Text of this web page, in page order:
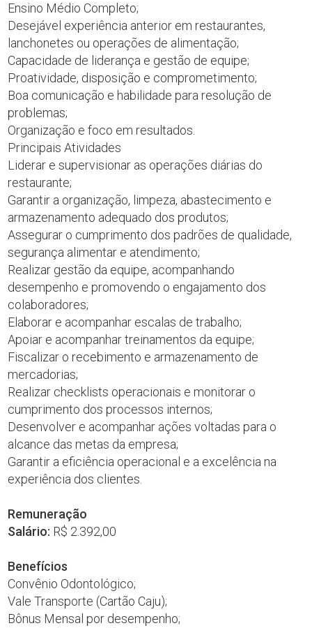
Ensino Médio Completo;
Desejável experiência anterior em restaurantes,
lanchonetes ou operações de alimentação;
Capacidade de liderança e gestão de equipe;
Proatividade, disposição e comprometimento;
Boa comunicação e habilidade para resolução de
problemas;
Organização e foco em resultados.
Principais Atividades
Liderar e supervisionar as operações diárias do
restaurante;
Garantir a organização, limpeza, abastecimento e
armazenamento adequado dos produtos;
Assegurar o cumprimento dos padrões de qualidade,
segurança alimentar e atendimento;
Realizar gestão da equipe, acompanhando
desempenho e promovendo o engajamento dos
colaboradores;
Elaborar e acompanhar escalas de trabalho;
Apoiar e acompanhar treinamentos da equipe;
Fiscalizar o recebimento e armazenamento de
mercadorias;
Realizar checklists operacionais e monitorar o
cumprimento dos processos internos;
Desenvolver e acompanhar ações voltadas para o
alcance das metas da empresa;
Garantir a eficiência operacional e a excelência na
experiência dos clientes.
Remuneração
Salário: R$ 2.392,00
Benefícios
Convênio Odontológico;
Vale Transporte (Cartão Caju);
Bônus Mensal por desempenho;